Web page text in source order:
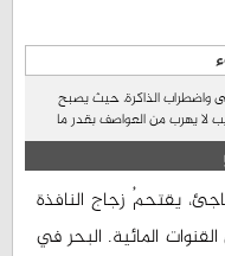
واضطراب الذاكرة، حيث يصبح
لا يهرب من العواصف بقدر ما
يقتحمُ زجاج النافذة
المائية. البحر في